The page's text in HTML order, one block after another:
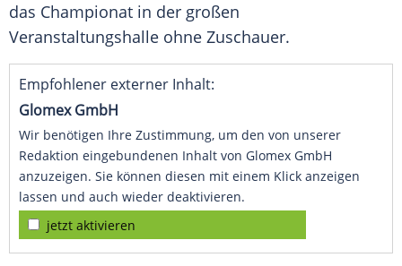
das Championat in der großen
Veranstaltungshalle ohne Zuschauer.
Empfohlener externer Inhalt:
Glomex GmbH
Wir benötigen Ihre Zustimmung, um den von unserer
Redaktion eingebundenen Inhalt von Glomex GmbH
anzuzeigen. Sie können diesen mit einem Klick anzeigen
lassen und auch wieder deaktivieren.
jetzt aktivieren